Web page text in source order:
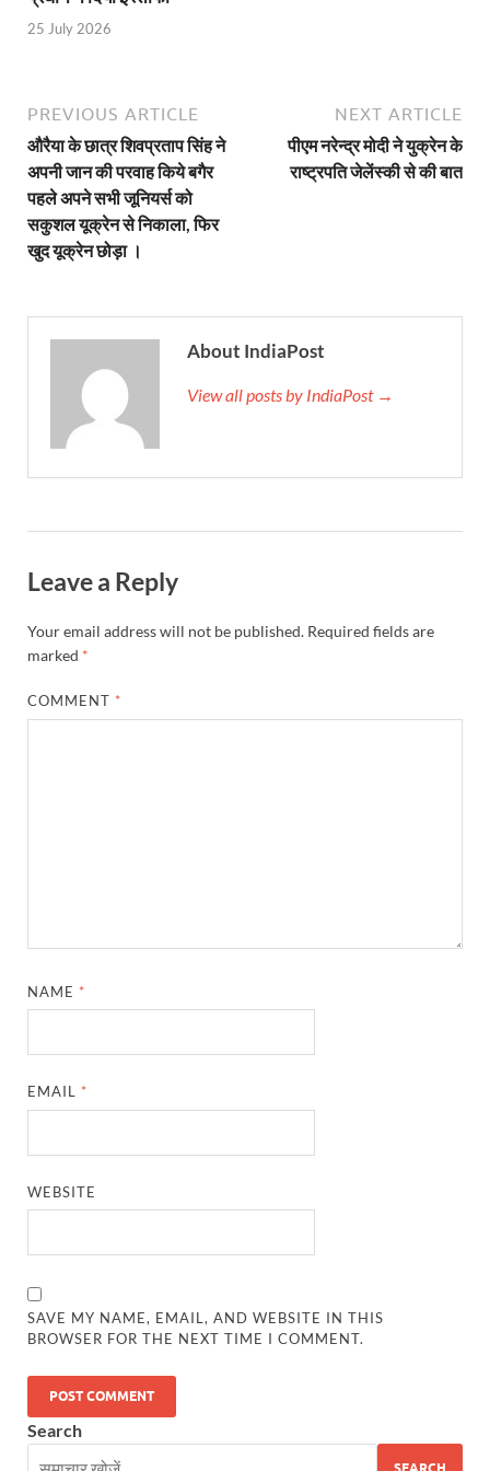
India AI Impact Summit 2026: एमआईबी का पवेलियन
सीएम धामी हरिद्वार में एक्शन मोड में – चौपाल में सुनी
UP Budget 2026- 27: योगी सरकार का सेफ्टी,
Benefits of Peanuts: सर्दियों में कितनी मूंगफली एक दिन में
Budget Day: वित्त मंत्री निर्मला सीतारमण वाराणसी और
UP Deputy CM KP Maurya: प्रयागराज पहुंचे डिप्टी
Uttarakhand Tableau: भारत पर्व पर प्रदर्शित होगी
NFPRC Workshop: एन.एफ.पी.आर.सी द्वारा सांसदों एवं
Manrega Protest: मनरेगा कानून को खत्म किए जाने के
World Economic Forum: भारत की आर्थिक मजबूती के
25 July 2026
PREVIOUS ARTICLE
औरैया के छात्र शिवप्रताप सिंह ने
अपनी जान की परवाह किये बगैर
पहले अपने सभी जूनियर्स को
सकुशल यूक्रेन से निकाला, फिर
खुद यूक्रेन छोड़ा ।
NEXT ARTICLE
पीएम नरेन्द्र मोदी ने युक्रेन के
राष्ट्रपति जेलेंस्की से की बात
About IndiaPost
View all posts by IndiaPost →
Leave a Reply
Your email address will not be published. Required fields are
marked *
COMMENT *
NAME *
EMAIL *
WEBSITE
SAVE MY NAME, EMAIL, AND WEBSITE IN THIS
BROWSER FOR THE NEXT TIME I COMMENT.
Search